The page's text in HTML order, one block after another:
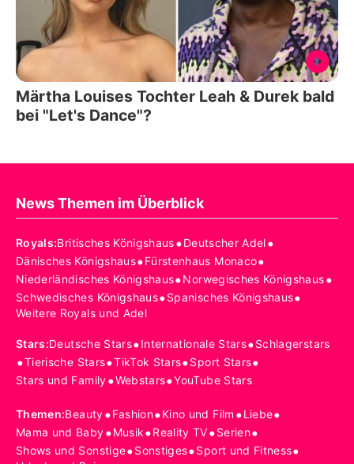
Märtha Louises Tochter Leah & Durek bald
bei "Let's Dance"?
News Themen im Überblick
Royals:Britisches Königshaus•Deutscher Adel•
Dänisches Königshaus•Fürstenhaus Monaco•
Niederländisches Königshaus•Norwegisches Königshaus•
Schwedisches Königshaus•Spanisches Königshaus•
Weitere Royals und Adel
Stars:Deutsche Stars•Internationale Stars•Schlagerstars
•Tierische Stars•TikTok Stars•Sport Stars•
Stars und Family•Webstars•YouTube Stars
Themen:Beauty•Fashion•Kino und Film •Liebe•
Mama und Baby•Musik•Reality TV•Serien•
Shows und Sonstige•Sonstiges•Sport und Fitness•